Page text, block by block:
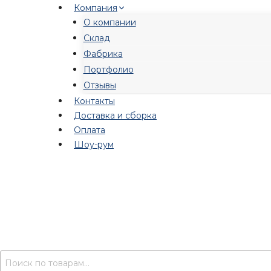
Компания
О компании
Склад
Фабрика
Портфолио
Отзывы
Контакты
Доставка и сборка
Оплата
Шоу-рум
Искать: